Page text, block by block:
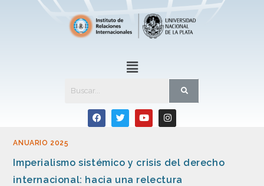
ANUARIO 2025
Imperialismo sistémico y crisis del derecho
internacional: hacia una relectura